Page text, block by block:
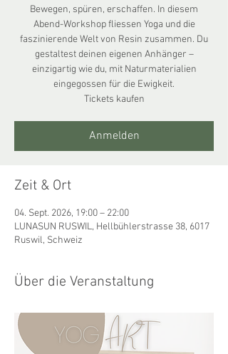
Bewegen, spüren, erschaffen. In diesem
Abend-Workshop fliessen Yoga und die
faszinierende Welt von Resin zusammen. Du
gestaltest deinen eigenen Anhänger –
einzigartig wie du, mit Naturmaterialien
eingegossen für die Ewigkeit.
Tickets kaufen
Anmelden
Zeit & Ort
04. Sept. 2026, 19:00 – 22:00
LUNASUN RUSWIL, Hellbühlerstrasse 38, 6017
Ruswil, Schweiz
Über die Veranstaltung